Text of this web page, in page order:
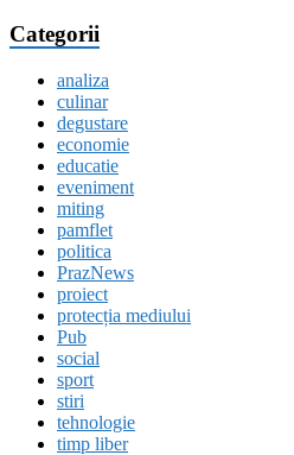
Categorii
analiza
culinar
degustare
economie
educatie
eveniment
miting
pamflet
politica
PrazNews
proiect
protecția mediului
Pub
social
sport
stiri
tehnologie
timp liber